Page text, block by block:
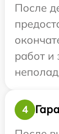
После
работ и
4